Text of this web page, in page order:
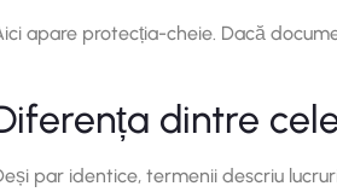
apare protecția-cheie. Dacă
dintre
par identice, termenii descriu